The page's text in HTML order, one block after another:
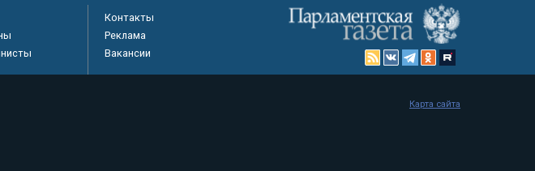
Контакты
Реклама
Вакансии
Карта сайта